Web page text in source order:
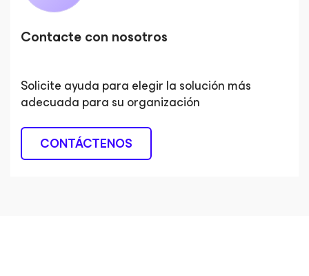
Contacte con nosotros
Solicite ayuda para elegir la solución más
adecuada para su organización
CONTÁCTENOS